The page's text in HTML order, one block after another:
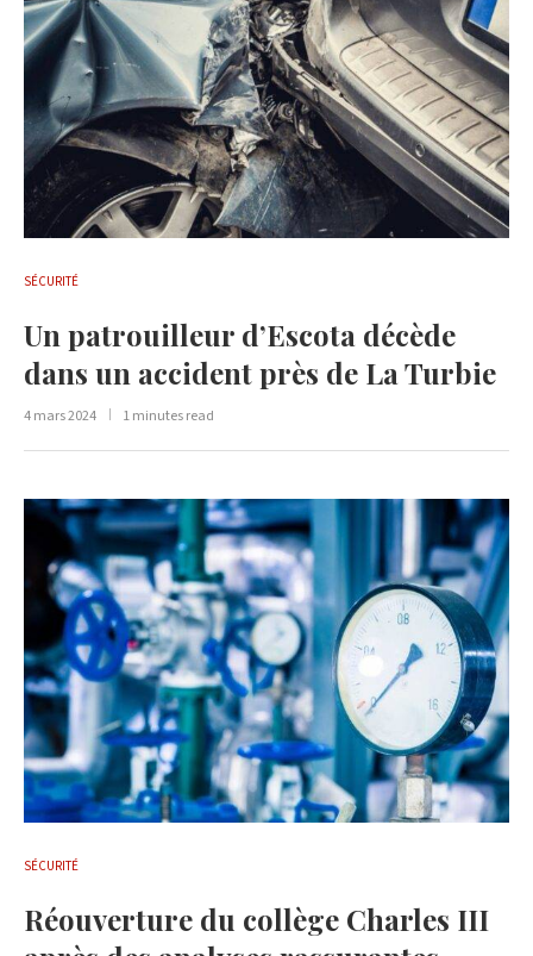
SÉCURITÉ
Un patrouilleur d’Escota décède
dans un accident près de La Turbie
4 mars 2024 1 minutes read
SÉCURITÉ
Réouverture du collège Charles III